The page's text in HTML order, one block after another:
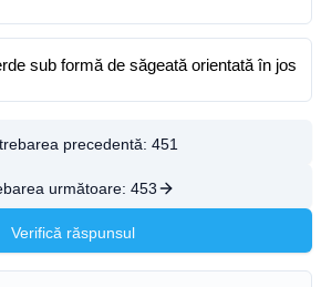
sub formă de săgeată orientată în jos
precedentă: 451
următoare: 453
Verifică răspunsul